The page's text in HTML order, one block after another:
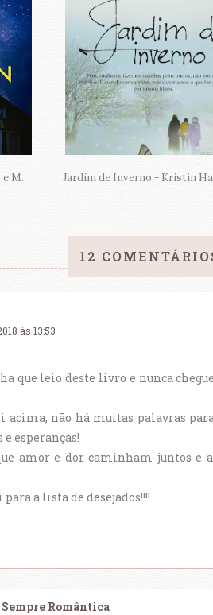
M.
Jardim de Inverno - Kristin
12
às 13:53
que leio deste livro e nunca
acima, não há muitas palavras
e esperanças!
amor e dor caminham juntos e
a lista de desejados!!!!
Romântica